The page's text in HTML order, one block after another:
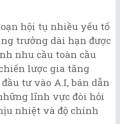
hội tụ nhiều yếu tố
trưởng dài hạn được
nhu cầu toàn cầu
lược gia tăng
tư vào A.I, bán dẫn
lĩnh vực đòi hỏi
nhiệt và độ chính